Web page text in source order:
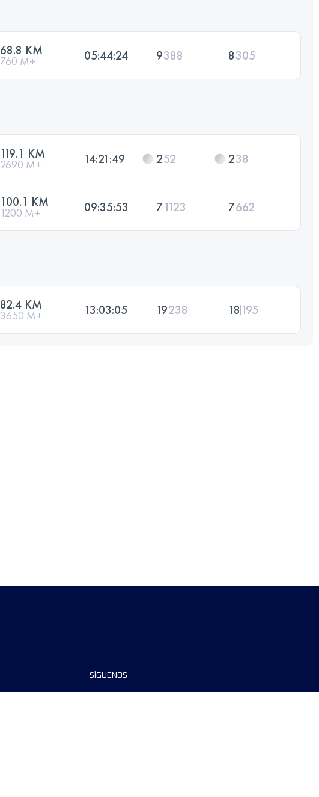
68.8 KM
760 M+ 05:44:24 9388 8305
119.1 KM
2690 M+ 14:21:49 252 238
100.1 KM
1200 M+ 09:35:53 71123 7662
82.4 KM
3650 M+ 13:03:05 19238 18 195
SÍGUENOS